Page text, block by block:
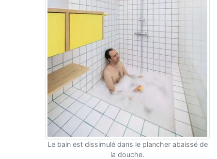
Le bain est dissimulé dans le plancher abaissé de
la douche.